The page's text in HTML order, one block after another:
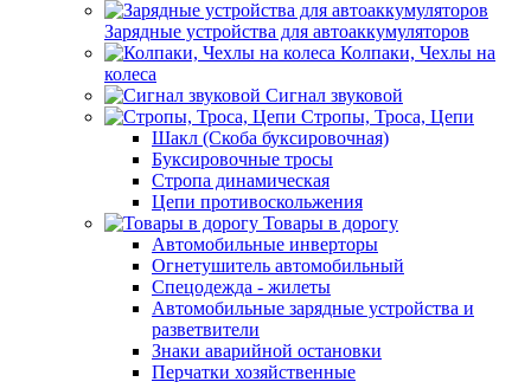
Зарядные устройства для автоаккумуляторов
Колпаки, Чехлы на
колеса
Сигнал звуковой
Стропы, Троса, Цепи
Шакл (Скоба буксировочная)
Буксировочные тросы
Стропа динамическая
Цепи противоскольжения
Товары в дорогу
Автомобильные инверторы
Огнетушитель автомобильный
Спецодежда - жилеты
Автомобильные зарядные устройства и
разветвители
Знаки аварийной остановки
Перчатки хозяйственные